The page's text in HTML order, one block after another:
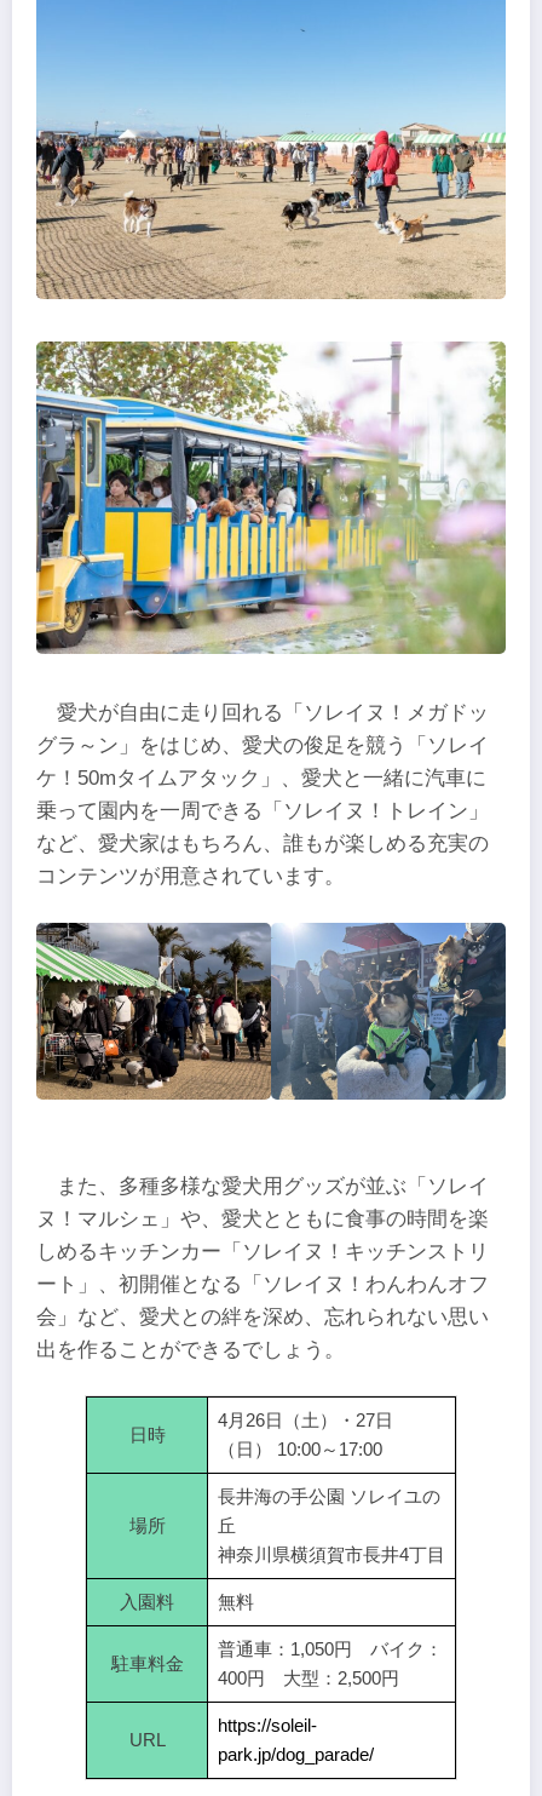
愛犬が自由に走り回れる「ソレイヌ！メガドッ
グラ～ン」をはじめ、愛犬の俊足を競う「ソレイ
ケ！50mタイムアタック」、愛犬と一緒に汽車に
乗って園内を一周できる「ソレイヌ！トレイン」
など、愛犬家はもちろん、誰もが楽しめる充実の
コンテンツが用意されています。
また、多種多様な愛犬用グッズが並ぶ「ソレイ
ヌ！マルシェ」や、愛犬とともに食事の時間を楽
しめるキッチンカー「ソレイヌ！キッチンストリ
ート」、初開催となる「ソレイヌ！わんわんオフ
会」など、愛犬との絆を深め、忘れられない思い
出を作ることができるでしょう。
日時
4月26日（土）・27日
（日） 10:00～17:00
場所
長井海の手公園 ソレイユの
丘
神奈川県横須賀市長井4丁目
入園料 無料
駐車料金
普通車：1,050円 バイク：
400円 大型：2,500円
URL
https://soleil-
park.jp/dog_parade/